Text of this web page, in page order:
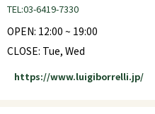
TEL:03-6419-7330
OPEN: 12:00 ~ 19:00
CLOSE: Tue, Wed
https://www.luigiborrelli.jp/